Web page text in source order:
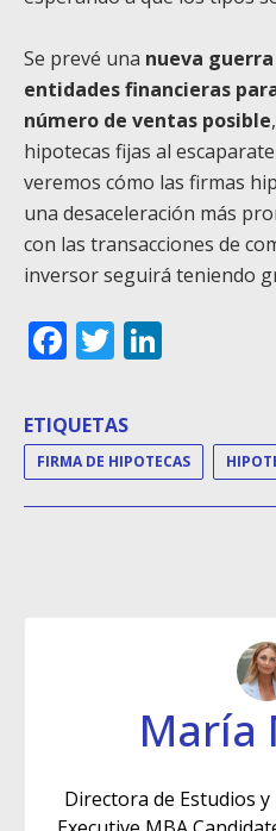
Se prevé una nueva
entidades financieras
número de ventas posible
hipotecas fijas al
veremos cómo las firmas
una desaceleración más
con las transacciones de
inversor seguirá teniendo
Facebook
Twitter
ETIQUETAS
FIRMA DE HIPOTECAS
María
Directora de Estudios